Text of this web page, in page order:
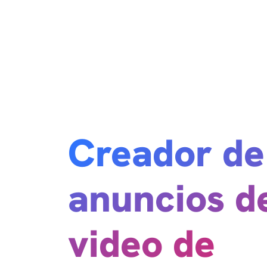
Creador de
anuncios
video de